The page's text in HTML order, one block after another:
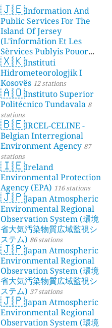
🇯🇪Information And
Public Services For The
Island Of Jersey
(L'înformâtion Et Les
Sèrvices Publyis Pouor
I'Île Dé Jèrri) 2 stations
🇽🇰Instituti
Hidrometeorologjik I
Kosovës 12 stations
🇦🇴Instituto Superior
Politécnico Tundavala 8
stations
🇧🇪IRCEL-CELINE -
Belgian Interregional
Environment Agency 87
stations
🇮🇪Ireland
Environmental Protection
Agency (EPA) 116 stations
🇯🇵Japan Atmospheric
Environmental Regional
Observation System (環境
省大気汚染物質広域監視シ
ステム) 86 stations
🇯🇵Japan Atmospheric
Environmental Regional
Observation System (環境
省大気汚染物質広域監視シ
ステム) 37 stations
🇯🇵Japan Atmospheric
Environmental Regional
Observation System (環境